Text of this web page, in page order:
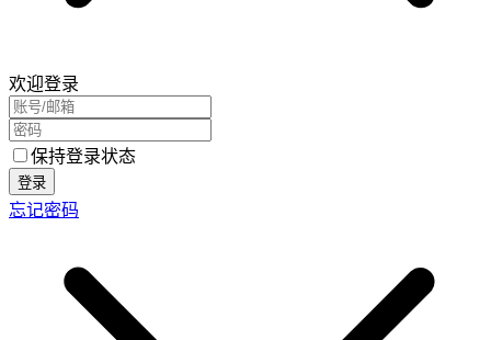
欢迎登录
保持登录状态
登录
忘记密码